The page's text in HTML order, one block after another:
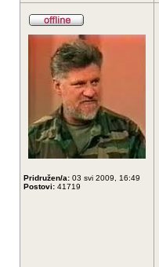
Pridružen/a: 03 svi 2009, 16:49
Postovi: 41719